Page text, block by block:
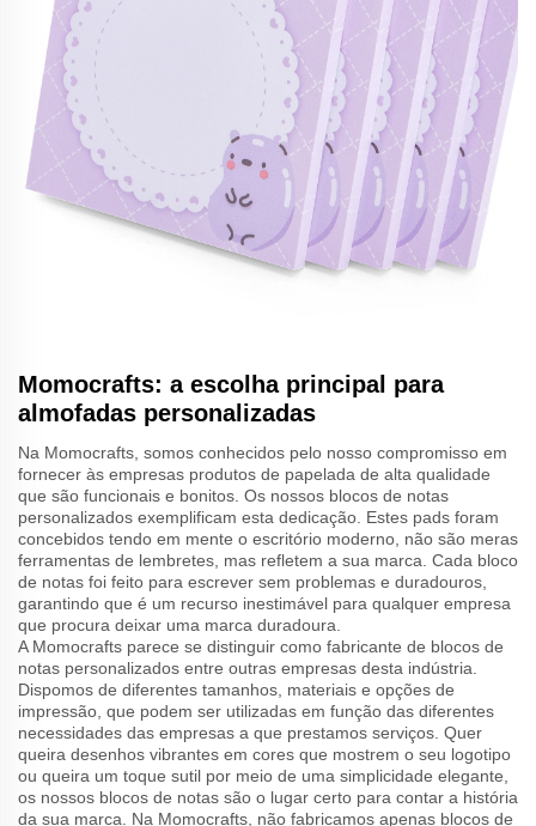
Momocrafts: a escolha principal para
almofadas personalizadas
Na Momocrafts, somos conhecidos pelo nosso compromisso em
fornecer às empresas produtos de papelada de alta qualidade
que são funcionais e bonitos. Os nossos blocos de notas
personalizados exemplificam esta dedicação. Estes pads foram
concebidos tendo em mente o escritório moderno, não são meras
ferramentas de lembretes, mas refletem a sua marca. Cada bloco
de notas foi feito para escrever sem problemas e duradouros,
garantindo que é um recurso inestimável para qualquer empresa
que procura deixar uma marca duradoura.
A Momocrafts parece se distinguir como fabricante de blocos de
notas personalizados entre outras empresas desta indústria.
Dispomos de diferentes tamanhos, materiais e opções de
impressão, que podem ser utilizadas em função das diferentes
necessidades das empresas a que prestamos serviços. Quer
queira desenhos vibrantes em cores que mostrem o seu logotipo
ou queira um toque sutil por meio de uma simplicidade elegante,
os nossos blocos de notas são o lugar certo para contar a história
da sua marca. Na Momocrafts, não fabricamos apenas blocos de